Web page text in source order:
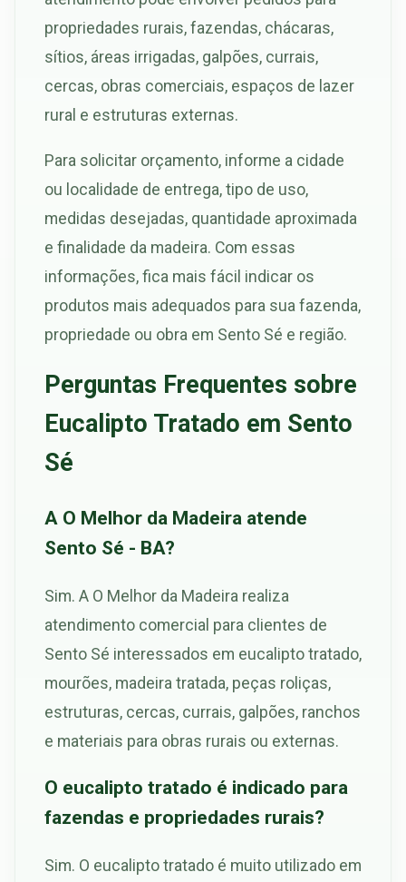
propriedades rurais, fazendas, chácaras,
sítios, áreas irrigadas, galpões, currais,
cercas, obras comerciais, espaços de lazer
rural e estruturas externas.
Para solicitar orçamento, informe a cidade
ou localidade de entrega, tipo de uso,
medidas desejadas, quantidade aproximada
e finalidade da madeira. Com essas
informações, fica mais fácil indicar os
produtos mais adequados para sua fazenda,
propriedade ou obra em Sento Sé e região.
Perguntas Frequentes sobre
Eucalipto Tratado em Sento
Sé
A O Melhor da Madeira atende
Sento Sé - BA?
Sim. A O Melhor da Madeira realiza
atendimento comercial para clientes de
Sento Sé interessados em eucalipto tratado,
mourões, madeira tratada, peças roliças,
estruturas, cercas, currais, galpões, ranchos
e materiais para obras rurais ou externas.
O eucalipto tratado é indicado para
fazendas e propriedades rurais?
Sim. O eucalipto tratado é muito utilizado em